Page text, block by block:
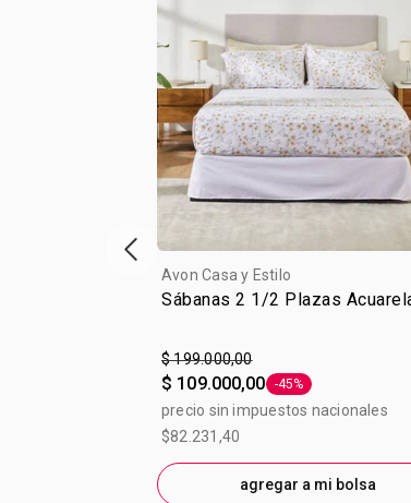
Avon Casa y Estilo
Sábanas 2 1/2 Plazas
$ 199.000,00
$ 109.000,00 Etiqueta -45%
-45%
precio sin impuestos nacionales
$82.231,40
agregar a mi bolsa
Vitrina de productos anterior